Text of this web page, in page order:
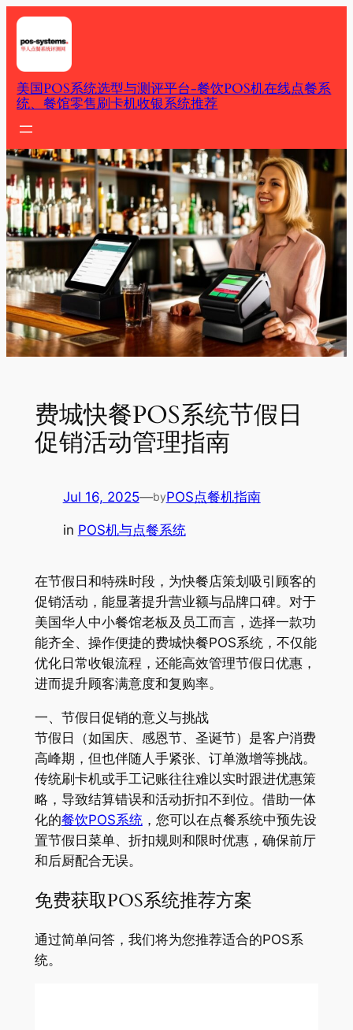
Skip
content
美国POS系统选型与测评平台-餐饮POS机在线点餐系
统、餐馆零售刷卡机收银系统推荐
费城快餐POS系统节假日
促销活动管理指南
Jul 16, 2025—byPOS点餐机指南
in POS机与点餐系统
在节假日和特殊时段，为快餐店策划吸引顾客的
促销活动，能显著提升营业额与品牌口碑。对于
美国华人中小餐馆老板及员工而言，选择一款功
能齐全、操作便捷的费城快餐POS系统，不仅能
优化日常收银流程，还能高效管理节假日优惠，
进而提升顾客满意度和复购率。
一、节假日促销的意义与挑战
节假日（如国庆、感恩节、圣诞节）是客户消费
高峰期，但也伴随人手紧张、订单激增等挑战。
传统刷卡机或手工记账往往难以实时跟进优惠策
略，导致结算错误和活动折扣不到位。借助一体
化的餐饮POS系统，您可以在点餐系统中预先设
置节假日菜单、折扣规则和限时优惠，确保前厅
和后厨配合无误。
免费获取POS系统推荐方案
通过简单问答，我们将为您推荐适合的POS系
统。